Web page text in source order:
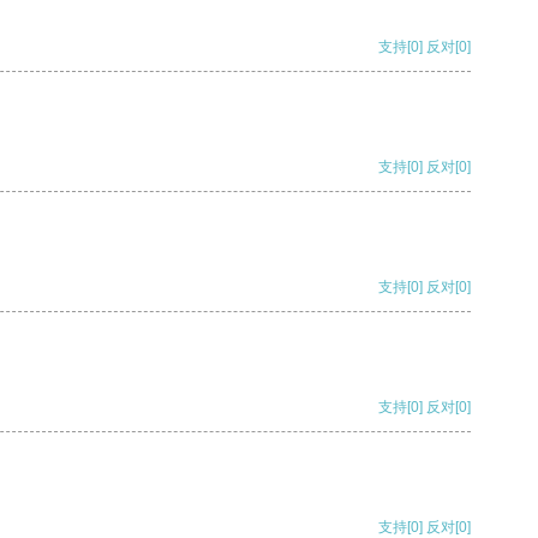
支持[0] 反对[0]
支持[0] 反对[0]
支持[0] 反对[0]
支持[0] 反对[0]
支持[0] 反对[0]